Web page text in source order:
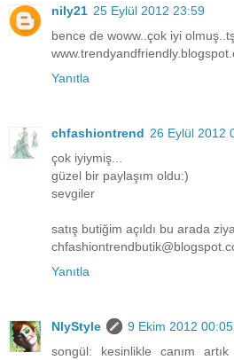
nily21 25 Eylül 2012 23:59
bence de woww..çok iyi
Yanıtla
chfashiontrend 26 Eylül 2012
çok iyiymiş...
güzel bir paylaşım oldu:)
sevgiler
satış butiğim açıldı bu arada
Yanıtla
NlyStyle
9 Ekim 2012 00:05
songül: kesinlikle canım